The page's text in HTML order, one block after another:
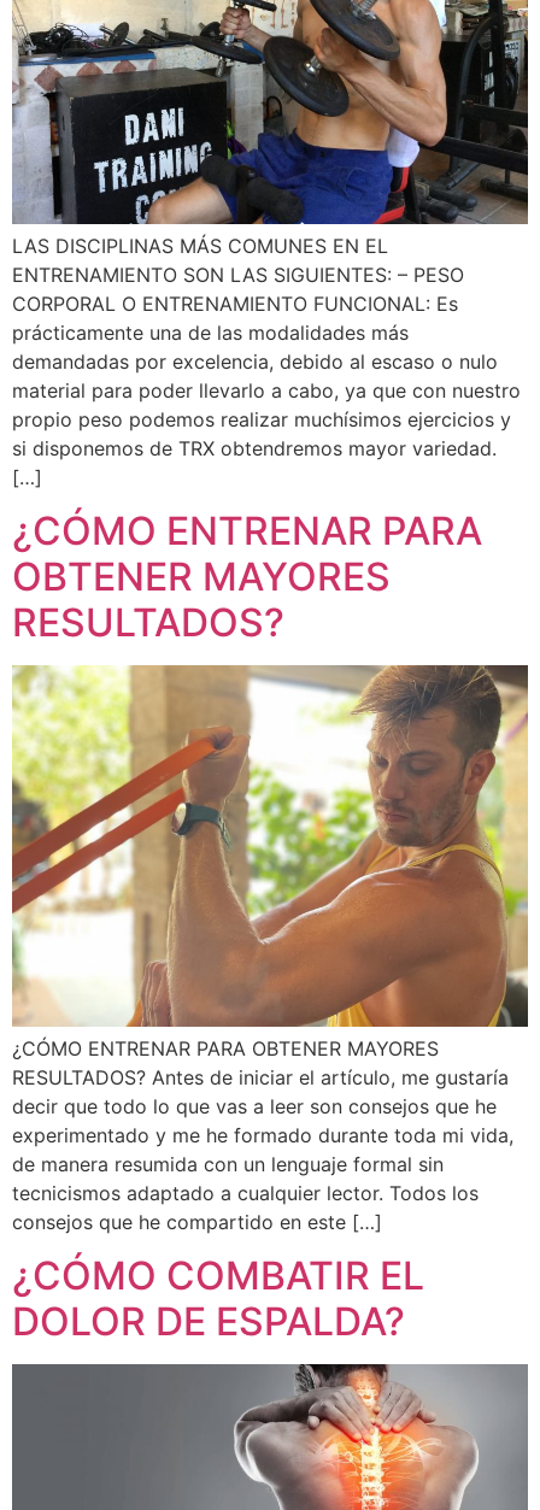
LAS DISCIPLINAS MÁS COMUNES EN EL
ENTRENAMIENTO SON LAS SIGUIENTES: – PESO
CORPORAL O ENTRENAMIENTO FUNCIONAL: Es
prácticamente una de las modalidades más
demandadas por excelencia, debido al escaso o nulo
material para poder llevarlo a cabo, ya que con nuestro
propio peso podemos realizar muchísimos ejercicios y
si disponemos de TRX obtendremos mayor variedad.
[…]
¿CÓMO ENTRENAR PARA
OBTENER MAYORES
RESULTADOS?
¿CÓMO ENTRENAR PARA OBTENER MAYORES
RESULTADOS? Antes de iniciar el artículo, me gustaría
decir que todo lo que vas a leer son consejos que he
experimentado y me he formado durante toda mi vida,
de manera resumida con un lenguaje formal sin
tecnicismos adaptado a cualquier lector. Todos los
consejos que he compartido en este […]
¿CÓMO COMBATIR EL
DOLOR DE ESPALDA?